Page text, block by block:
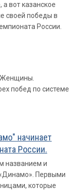
вот казанское
своей победы в
России.
побед по системе
начинает
России.
названием и
Первыми
которые